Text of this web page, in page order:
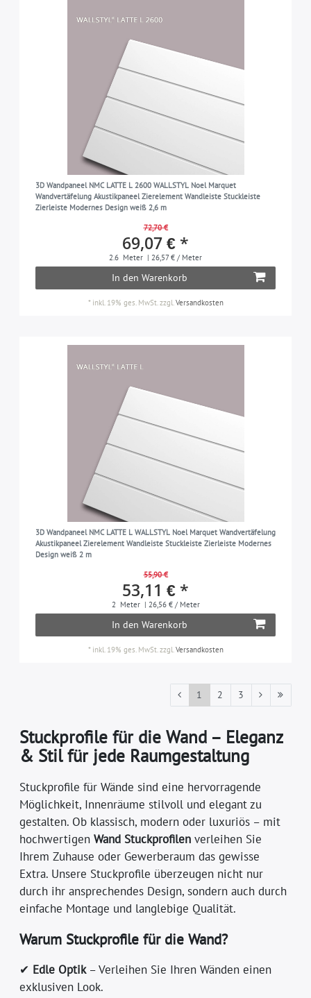
3D Wandpaneel NMC LATTE L 2600 WALLSTYL Noel Marquet
Wandvertäfelung Akustikpaneel Zierelement Wandleiste Stuckleiste
Zierleiste Modernes Design weiß 2,6 m
72,70 €
69,07 € *
2.6 Meter | 26,57 € / Meter
In den Warenkorb
* inkl. 19% ges. MwSt.zzgl.Versandkosten
3D Wandpaneel NMC LATTE L WALLSTYL Noel Marquet Wandvertäfelung
Akustikpaneel Zierelement Wandleiste Stuckleiste Zierleiste Modernes
Design weiß 2 m
55,90 €
53,11 € *
2 Meter | 26,56 € / Meter
In den Warenkorb
* inkl. 19% ges. MwSt. zzgl. Versandkosten
1 2 3
Stuckprofile für die Wand – Eleganz
& Stil für jede Raumgestaltung
Stuckprofile für Wände sind eine hervorragende
Möglichkeit, Innenräume stilvoll und elegant zu
gestalten. Ob klassisch, modern oder luxuriös – mit
hochwertigenWand Stuckprofilen verleihen Sie
Ihrem Zuhause oder Gewerberaum das gewisse
Extra. Unsere Stuckprofile überzeugen nicht nur
durch ihr ansprechendes Design, sondern auch durch
einfache Montage und langlebige Qualität.
Warum Stuckprofile für die Wand?
✔ Edle Optik– Verleihen Sie Ihren Wänden einen
exklusiven Look.